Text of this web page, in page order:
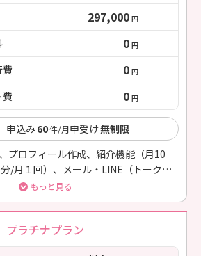
297,000 円
0 円
0 円
0 円
申込み60件/月申受け無制限
プロフィール作成、紹介機能（月10
/月１回）、メール・LINE（トーク）
もっと見る
プラチナプラン